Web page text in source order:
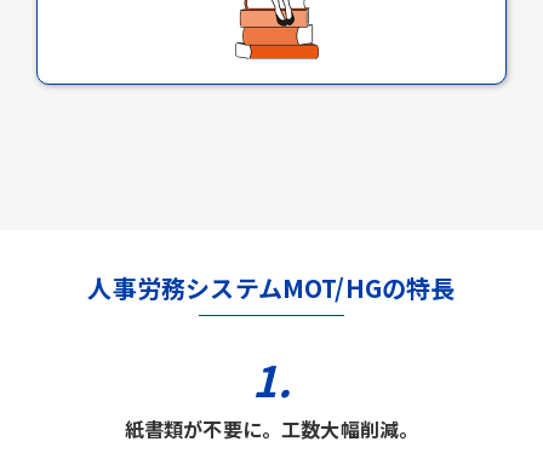
人事労務システムMOT/HGの特長
1.
紙書類が不要に。工数大幅削減。